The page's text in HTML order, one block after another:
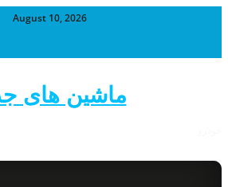
August 10, 2026
ماشین های